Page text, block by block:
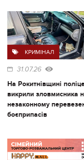
КРИМІНАЛ
31.07.26
На Рокитнівщині
викрили зловмисника
незаконному
боєприпасів